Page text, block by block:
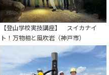
【登山学校実技講座】 スイカナイ
ト！万物相と風吹岩（神戸市）